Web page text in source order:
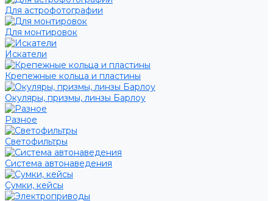
Для астрофотографии
Для монтировок
Искатели
Крепежные кольца и пластины
Окуляры, призмы, линзы Барлоу
Разное
Светофильтры
Система автонаведения
Сумки, кейсы